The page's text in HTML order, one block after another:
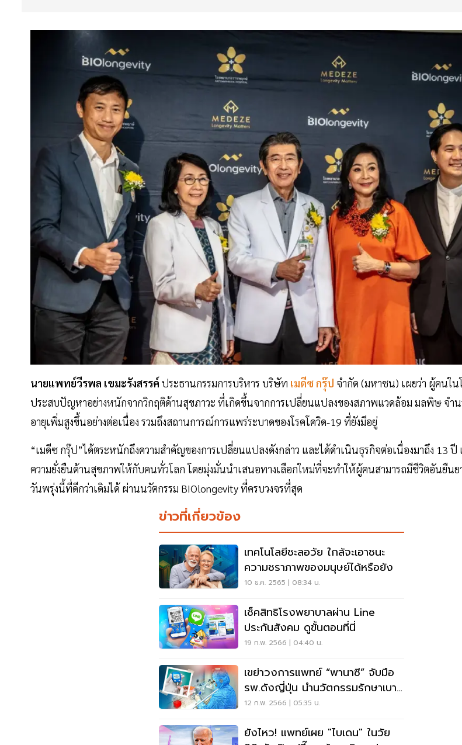
นายแพทย์วีรพล เขมะรังสรรค์ ประธานกรรมการบริหาร บริษัท เมดีซ กรุ๊ป จำกัด (มหาชน) เผยว่า ผู้คนใ
ประสบปัญหาอย่างหนักจากวิกฤติด้านสุขภาวะ ที่เกิดขึ้นจากการเปลี่ยนแปลงของสภาพแวดล้อม มลพิษ จำน
อายุเพิ่มสูงขึ้นอย่างต่อเนื่อง รวมถึงสถานการณ์การแพร่ระบาดของโรคโควิด-19 ที่ยังมีอยู่
“เมดีซ กรุ๊ป”ได้ตระหนักถึงความสำคัญของการเปลี่ยนแปลงดังกล่าว และได้ดำเนินธุรกิจต่อเนื่องมาถึง 13
ความยั่งยืนด้านสุขภาพให้กับคนทั่วโลก โดยมุ่งมั่นนำเสนอทางเลือกใหม่ที่จะทำให้ผู้คนสามารถมีชีวิตอันยืนย
วันพรุ่งนี้ที่ดีกว่าเดิมได้ ผ่านนวัตกรรม BIOlongevity ที่ครบวงจรที่สุด
ข่าวที่เกี่ยวข้อง
เทคโนโลยีชะลอวัย ใกล้จะเอาชนะ
ความชราภาพของมนุษย์ได้หรือยัง
10 ธ.ค. 2565 | 08:34 น.
เช็คสิทธิโรงพยาบาลผ่าน Line
ประกันสังคม ดูขั้นตอนที่นี่
19 ก.พ. 2566 | 04:40 น.
เขย่าวงการแพทย์ “พานาซี” จับมือ
รพ.ดังญี่ปุ่น นำนวัตกรรมรักษาเบา
หวาน
12 ก.พ. 2566 | 05:35 น.
ยังไหว! แพทย์เผย "ไบเดน" ในวัย